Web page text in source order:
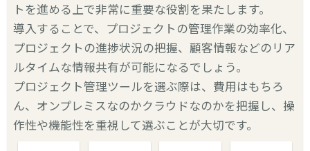
トを進める上で非常に重要な役割を果たします。
導入することで、プロジェクトの管理作業の効率化、
プロジェクトの進捗状況の把握、顧客情報などのリア
ルタイムな情報共有が可能になるでしょう。
プロジェクト管理ツールを選ぶ際は、費用はもちろ
ん、オンプレミスなのかクラウドなのかを把握し、操
作性や機能性を重視して選ぶことが大切です。